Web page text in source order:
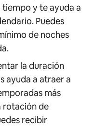
y te ayuda a
Puedes
de noches
la duración
ayuda a atraer a
más
rotación de
recibir